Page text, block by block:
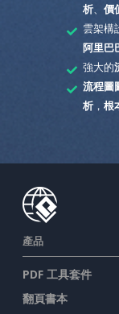
析、 價
雲架構
阿里巴
強大的
流程圖
析， 根
產品
PDF 工具套件
翻頁書本